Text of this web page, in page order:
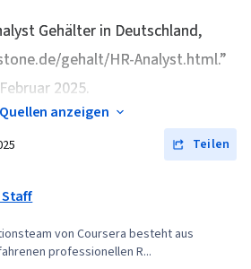
Gehälter in Deutschland,
gehalt/HR-Analyst.html.”
2025.
anzeigen
Teilen
von Coursera besteht aus
professionellen R...